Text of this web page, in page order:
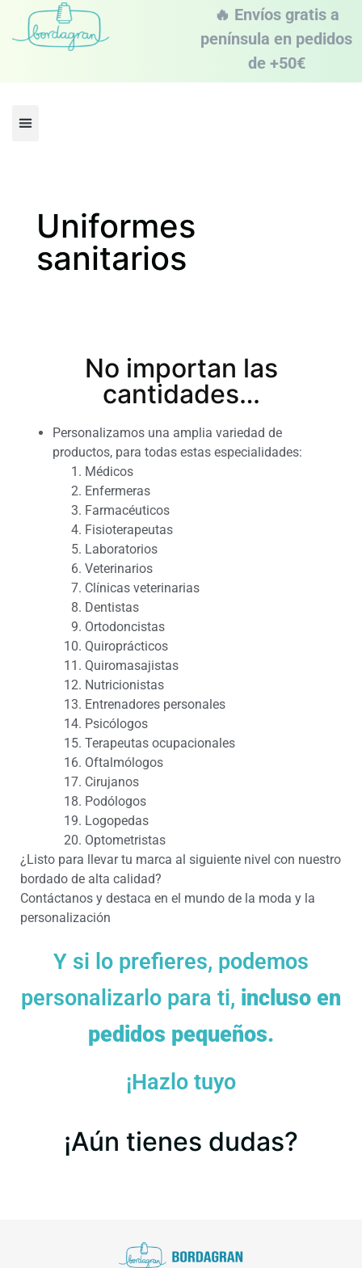
contenido
🔥 Envíos gratis a
península en pedidos
de +50€
Uniformes
sanitarios
No importan las
cantidades…
Personalizamos una amplia variedad de
productos, para todas estas especialidades:
Médicos
Enfermeras
Farmacéuticos
Fisioterapeutas
Laboratorios
Veterinarios
Clínicas veterinarias
Dentistas
Ortodoncistas
Quiroprácticos
Quiromasajistas
Nutricionistas
Entrenadores personales
Psicólogos
Terapeutas ocupacionales
Oftalmólogos
Cirujanos
Podólogos
Logopedas
Optometristas
¿Listo para llevar tu marca al siguiente nivel con nuestro
bordado de alta calidad?
Contáctanos y destaca en el mundo de la moda y la
personalización
Y si lo prefieres, podemos
personalizarlo para ti, incluso en
pedidos pequeños.
¡Hazlo tuyo
¡Aún tienes dudas?